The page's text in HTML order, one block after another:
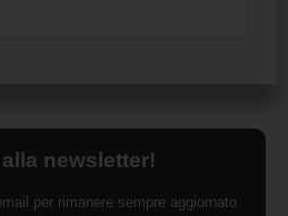
newsletter!
per rimanere sempre aggiornato